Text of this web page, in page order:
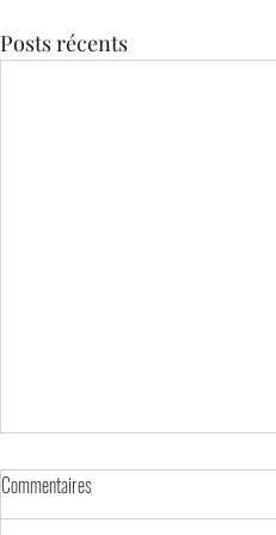
Posts récents
Commentaires